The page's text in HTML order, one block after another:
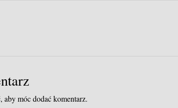
, aby móc dodać komentarz.